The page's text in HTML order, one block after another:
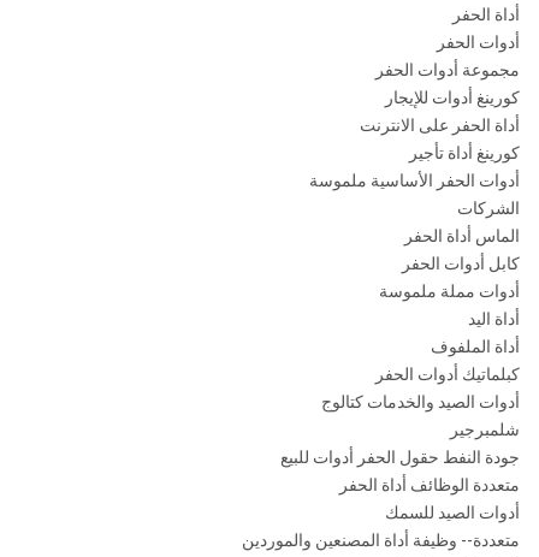
أداة الحفر
أدوات الحفر
مجموعة أدوات الحفر
كورينغ أدوات للإيجار
أداة الحفر على الانترنت
كورينغ أداة تأجير
أدوات الحفر الأساسية ملموسة
الشركات
الماس أداة الحفر
كابل أدوات الحفر
أدوات مملة ملموسة
أداة اليد
أداة الملفوف
كبلماتيك أدوات الحفر
أدوات الصيد والخدمات كتالوج
شلمبرجير
جودة النفط حقول الحفر أدوات للبيع
متعددة الوظائف أداة الحفر
أدوات الصيد للسمك
متعددة-- وظيفة أداة المصنعين والموردين